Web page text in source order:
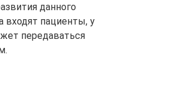
данного
входят пациенты, у
передаваться